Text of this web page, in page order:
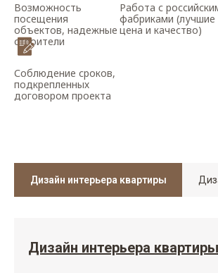
Возможность
посещения
объектов, надежные
строители
Работа с
фабриками (лучшие
цена и качество)
Соблюдение сроков,
подкрепленных
договором проекта
Дизайн интерьера квартиры
Дизайн интерьера квартиры